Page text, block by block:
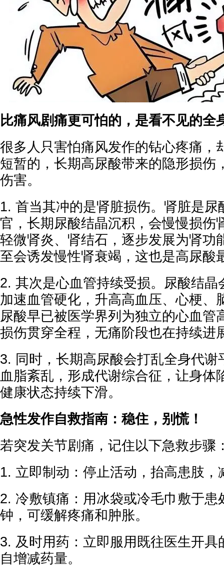
比痛风剧痛更可怕的，是看不见的全
很多人只害怕痛风发作的钻心疼痛，
短暂的，长期高尿酸带来的隐形损伤
伤害。
1. 首当其冲的是肾脏损伤。肾脏是尿
官，长期尿酸结晶沉积，会慢慢损伤
轻微肾炎、肾结石，逐步发展为肾功
至会诱发慢性肾衰竭，这也是高尿酸
2. 其次是心血管持续受损。尿酸结晶
加速血管硬化，升高高血压、心梗、
尿酸早已被医学界列为独立的心血管
损伤贯穿全程，无痛阶段也在持续进
3. 同时，长期高尿酸会打乱全身代谢
血脂紊乱，形成代谢综合征，让身体
健康状态持续下滑。
急性发作自救指南：稳住，别慌！
若突发关节剧痛，记住以下急救步骤
1. 立即制动：停止活动，抬高患肢，
2. 冷敷镇痛：用冰袋或冷毛巾敷于患
钟，可缓解疼痛和肿胀。
3. 及时用药：立即服用既往医生开具
自增减药量。